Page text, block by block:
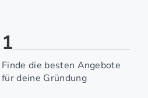
1
Finde die besten Angebote
für deine Gründung